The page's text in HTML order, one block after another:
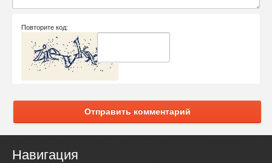
Повторите код:
Отправить комментарий
Навигация